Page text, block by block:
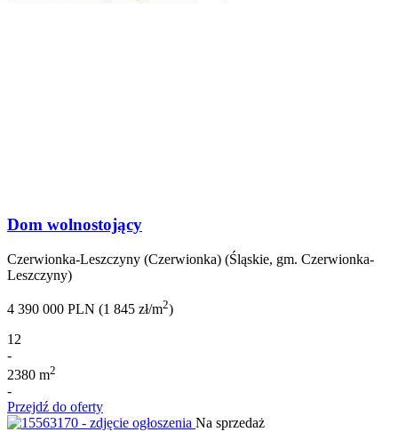
Dom wolnostojący
Czerwionka-Leszczyny (Czerwionka) (Śląskie, gm. Czerwionka-
Leszczyny)
4 390 000 PLN (1 845 zł/m2)
12
-
2380 m2
-
Przejdź do oferty
Na sprzedaż